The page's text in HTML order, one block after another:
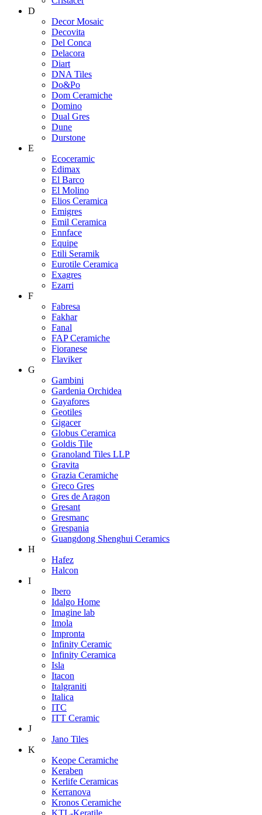
D
Decor Mosaic
Decovita
Del Conca
Delacora
Diart
DNA Tiles
Do&Po
Dom Ceramiche
Domino
Dual Gres
Dune
Durstone
E
Ecoceramic
Edimax
El Barco
El Molino
Elios Ceramica
Emigres
Emil Ceramica
Ennface
Equipe
Etili Seramik
Eurotile Ceramica
Exagres
Ezarri
F
Fabresa
Fakhar
Fanal
FAP Ceramiche
Fioranese
Flaviker
G
Gambini
Gardenia Orchidea
Gayafores
Geotiles
Gigacer
Globus Ceramica
Goldis Tile
Granoland Tiles LLP
Gravita
Grazia Ceramiche
Greco Gres
Gres de Aragon
Gresant
Gresmanc
Grespania
Guangdong Shenghui Ceramics
H
Hafez
Halcon
I
Ibero
Idalgo Home
Imagine lab
Imola
Impronta
Infinity Ceramic
Infinity Ceramica
Isla
Itacon
Italgraniti
Italica
ITC
ITT Ceramic
J
Jano Tiles
K
Keope Ceramiche
Keraben
Kerlife Ceramicas
Kerranova
Kronos Ceramiche
KTL-Keratile